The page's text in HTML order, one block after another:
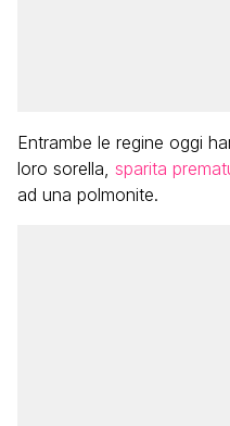
Entrambe le regine oggi
loro sorella, sparita
ad una polmonite.